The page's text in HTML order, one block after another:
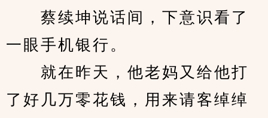
蔡续坤说话间，下意识看了
一眼手机银行。
就在昨天，他老妈又给他打
了好几万零花钱，用来请客绰绰